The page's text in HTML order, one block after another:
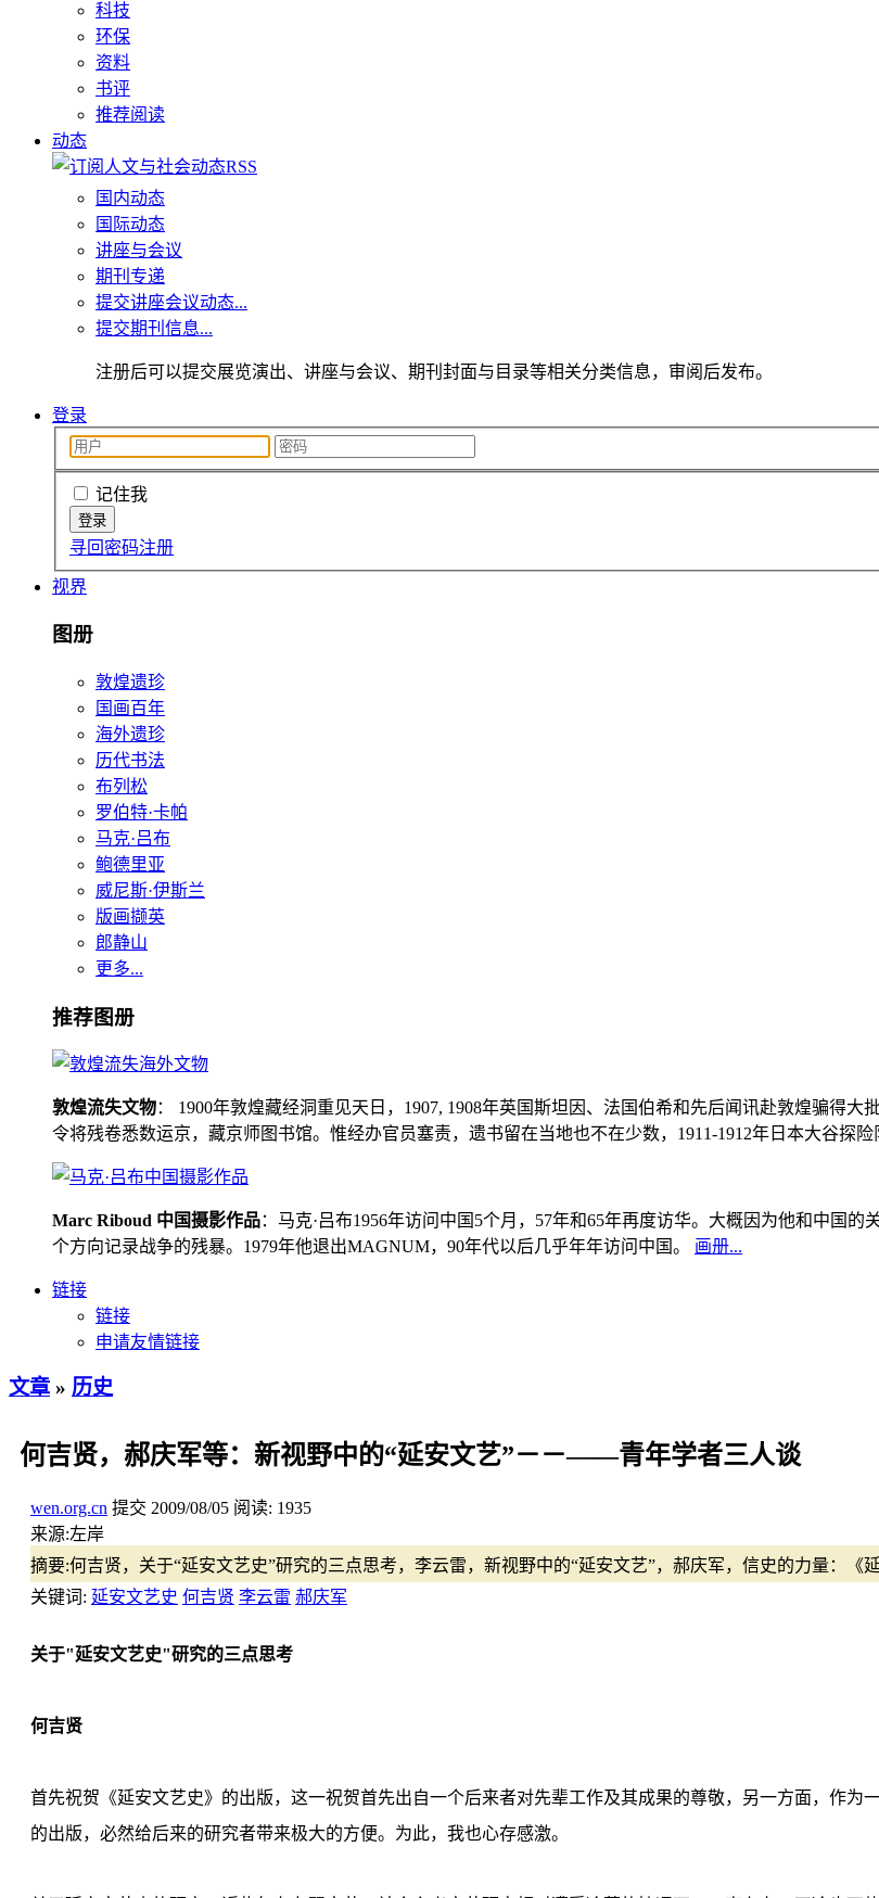
科技
环保
资料
书评
推荐阅读
动态
国内动态
国际动态
讲座与会议
期刊专递
提交讲座会议动态...
提交期刊信息...
注册后可以提交展览演出、讲座与会议、期刊封面与目录等相关分类信息，审阅后发布。
登录
记住我
寻回密码注册
视界
图册
敦煌遗珍
国画百年
海外遗珍
历代书法
布列松
罗伯特·卡帕
马克·吕布
鲍德里亚
威尼斯·伊斯兰
版画撷英
郎静山
更多...
推荐图册
敦煌流失文物： 1900年敦煌藏经洞重见天日，1907, 1908年英国斯坦因、法国伯希和先后闻讯赴敦煌骗得
令将残卷悉数运京，藏京师图书馆。惟经办官员塞责，遗书留在当地也不在少数，1911-1912年日本大谷探
Marc Riboud 中国摄影作品：马克·吕布1956年访问中国5个月，57年和65年再度访华。大概因为他和中国
个方向记录战争的残暴。1979年他退出MAGNUM，90年代以后几乎年年访问中国。 画册...
链接
链接
申请友情链接
文章 » 历史
何吉贤，郝庆军等：新视野中的“延安文艺”－－——青年学者三人谈
wen.org.cn 提交 2009/08/05 阅读: 1935
来源:左岸
摘要:何吉贤，关于“延安文艺史”研究的三点思考，李云雷，新视野中的“延安文艺”，郝庆军，信史的力量：《
关键词: 延安文艺史 何吉贤 李云雷 郝庆军
关于"延安文艺史"研究的三点思考
何吉贤
首先祝贺《延安文艺史》的出版，这一祝贺首先出自一个后来者对先辈工作及其成果的尊敬，另一方面，作为
的出版，必然给后来的研究者带来极大的方便。为此，我也心存感激。